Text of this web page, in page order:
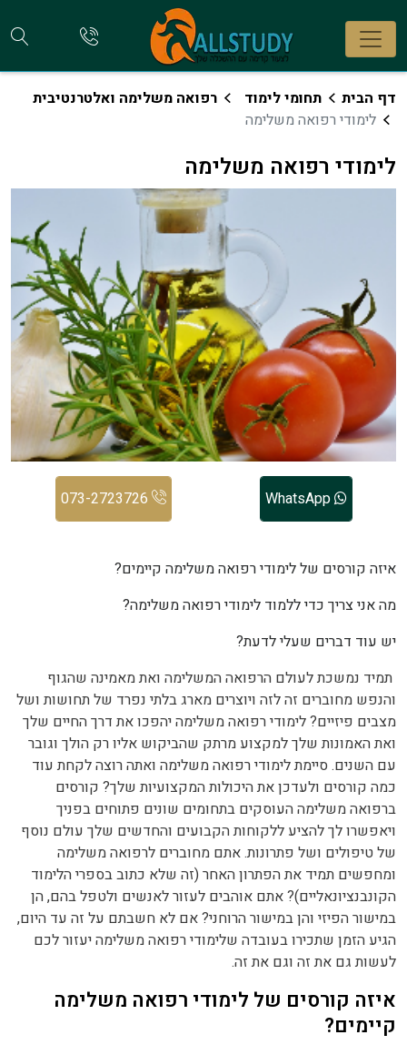
להתקשר
דף הבית תחומי לימוד
רפואה משלימה ואלטרנטיבית
לימודי רפואה משלימה
לימודי רפואה משלימה
WhatsApp
איזה קורסים של לימודי רפואה משלימה קיימים?
מה אני צריך כדי ללמוד לימודי רפואה משלימה?
יש עוד דברים שעלי לדעת?
תמיד נמשכת לעולם הרפואה המשלימה ואת מאמינה שהגוף
והנפש מחוברים זה לזה ויוצרים מארג בלתי נפרד של תחושות ושל
מצבים פיזיים? לימודי רפואה משלימה יהפכו את דרך החיים שלך
ואת האמונות שלך למקצוע מרתק שהביקוש אליו רק הולך וגובר
עם השנים. סיימת לימודי רפואה משלימה ואתה רוצה לקחת עוד
כמה קורסים ולעדכן את היכולות המקצועיות שלך? קורסים
ברפואה משלימה העוסקים בתחומים שונים פתוחים בפניך
ויאפשרו לך להציע ללקוחות הקבועים והחדשים שלך עולם נוסף
של טיפולים ושל פתרונות. אתם מחוברים לרפואה משלימה
ומחפשים תמיד את הפתרון האחר (זה שלא כתוב בספרי הלימוד
הקונבנציונאליים)? אתם אוהבים לעזור לאנשים ולטפל בהם, הן
במישור הפיזי והן במישור הרוחני? אם לא חשבתם על זה עד היום,
הגיע הזמן שתכירו בעובדה שלימודי רפואה משלימה יעזור לכם
לעשות גם את זה וגם את זה.
איזה קורסים של לימודי רפואה משלימה
קיימים?